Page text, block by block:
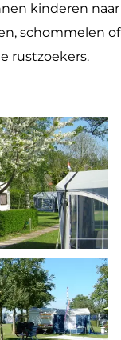
kinderen naar
schommelen of
rustzoekers.